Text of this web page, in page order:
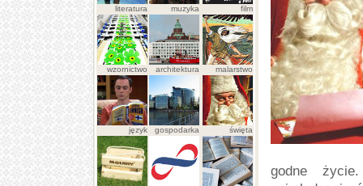
literatura muzyka film
wzornictwo architektura malarstwo
język gospodarka święta
godne